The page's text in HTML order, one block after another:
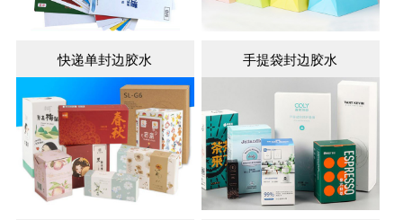
快递单封边胶水 手提袋封边胶水